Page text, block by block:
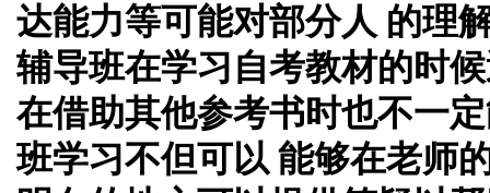
达能力等可能对部分人 的理
辅导班在学习自考教材的时
在借助其他参考书时也不一
班学习不但可以 能够在老师